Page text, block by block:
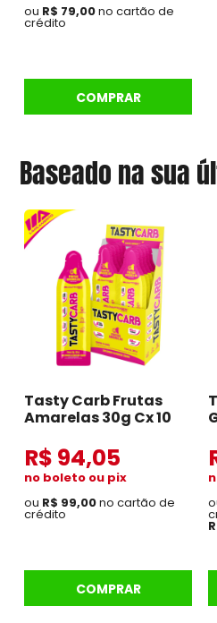
ou R$ 79,00no cartão de
crédito
COMPRAR
Baseado na sua
Tasty Carb Frutas
Amarelas 30g Cx 10
R$ 94,05
no boleto ou pix
ou R$ 99,00no cartão de
crédito
COMPRAR